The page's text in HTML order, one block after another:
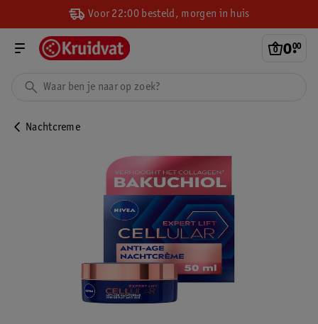
Voor 22:00 besteld, morgen in huis
0.
00
Nachtcreme